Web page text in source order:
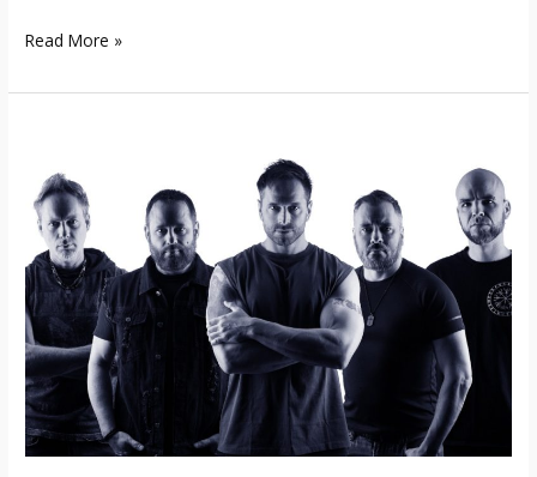
Read More »
Vein
Découvrez
le
nouvel
album
« Bitter
Gravity »
du
groupe